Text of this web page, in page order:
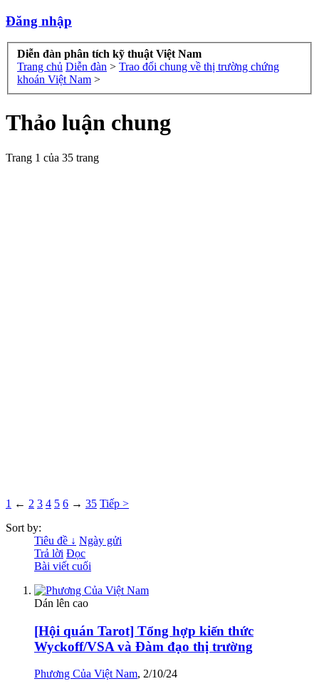
Đăng nhập
Diễn đàn phân tích kỹ thuật Việt Nam
Trang chủ Diễn đàn > Trao đổi chung về thị trường chứng
khoán Việt Nam >
Thảo luận chung
Trang 1 của 35 trang
1 ← 2 3 4 5 6 → 35 Tiếp >
Sort by:
Tiêu đề ↓ Ngày gửi
Trả lời Đọc
Bài viết cuối
Dán lên cao
[Hội quán Tarot] Tổng hợp kiến thức
Wyckoff/VSA và Đàm đạo thị trường
Phương Của Việt Nam, 2/10/24